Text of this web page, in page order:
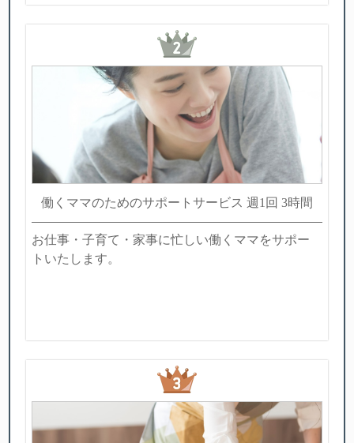
働くママのためのサポートサービス 週1回 3時間
お仕事・子育て・家事に忙しい働くママをサポー
トいたします。